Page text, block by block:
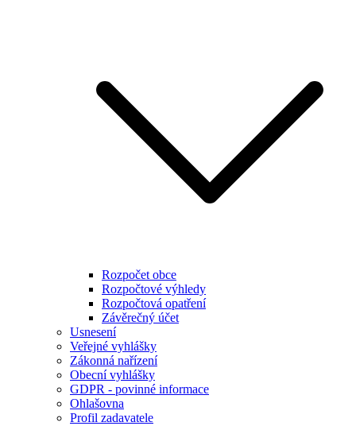
Rozpočet obce
Rozpočtové výhledy
Rozpočtová opatření
Závěrečný účet
Usnesení
Veřejné vyhlášky
Zákonná nařízení
Obecní vyhlášky
GDPR - povinné informace
Ohlašovna
Profil zadavatele